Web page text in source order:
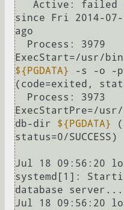
since Fri 2014-07-
ago
${PGDATA}
-s -o -p
(code=exited,
ExecStartPre=/
db-dir ${PGDATA}
status=0/SUCCESS)
Jul 18 09:56:20
systemd[1]:
database server...
Jul 18 09:56:20